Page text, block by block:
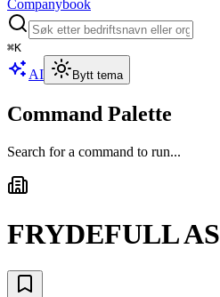
Companybook
⌘K
AI Bytt tema
Command Palette
Search for a command to run...
FRYDEFULL AS